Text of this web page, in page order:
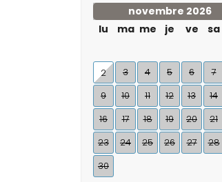
novembre 2026
lu
ma me je ve sa
2
3 4 5 6 7
9
10 11 12 13 14
16
17 18 19 20 21
23
24 25 26 27 28
30